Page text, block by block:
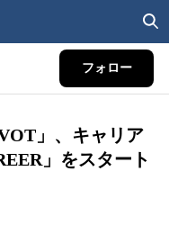
フォロー
」、キャリア
」をスタート